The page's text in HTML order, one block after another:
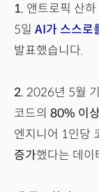
1. 앤트로픽 산
5일 AI가 스스로
발표했습니다.
2. 2026년 5월
코드의 80% 이상
엔지니어 1인당
증가했다는 데이